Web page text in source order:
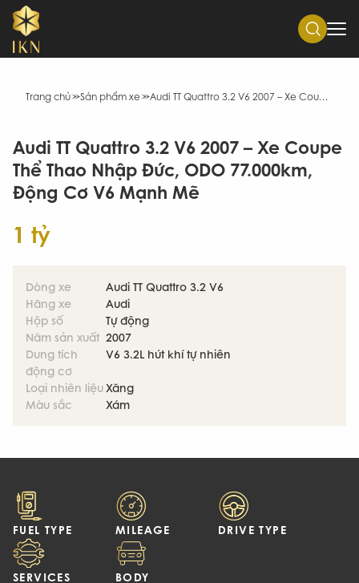
Trang chủ Sản phẩm xe Audi TT Quattro 3.2 V6 2007 – Xe Coupe Thể Thao Nhập Đức, ODO 77.000km, Động Cơ V6 Mạnh Mẽ
Audi TT Quattro 3.2 V6 2007 – Xe Coupe
Thể Thao Nhập Đức, ODO 77.000km,
Động Cơ V6 Mạnh Mẽ
1 tỷ
Dòng xe
Audi TT Quattro 3.2 V6
Hãng xe
Audi
Hộp số
Tự động
Năm sản xuất 2007
Dung tích
động cơ
V6 3.2L hút khí tự nhiên
Loại nhiên liệuXăng
Màu sắc
Xám
FUEL TYPE MILEAGE DRIVE TYPE
SERVICES BODY